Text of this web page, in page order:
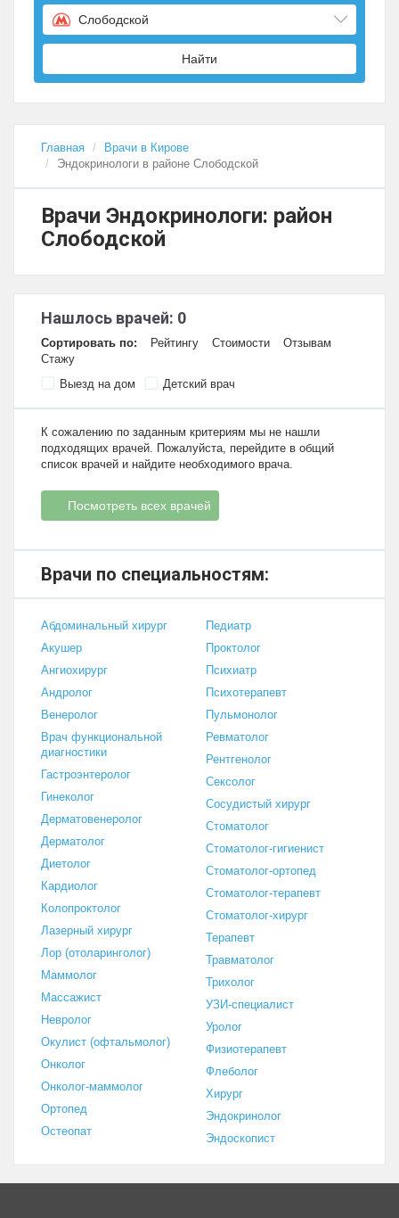
Слободской
Найти
Главная
Врачи в Кирове
Эндокринологи в районе Слободской
Врачи Эндокринологи: район
Слободской
Нашлось врачей: 0
Сортировать по: Рейтингу Стоимости
Отзывам
Стажу
Выезд на дом
Детский врач
К сожалению по заданным критериям мы не нашли
подходящих врачей. Пожалуйста, перейдите в общий
список врачей и найдите необходимого врача.
Посмотреть всех врачей
Врачи по специальностям:
Абдоминальный хирург
Акушер
Ангиохирург
Андролог
Венеролог
Врач функциональной
диагностики
Гастроэнтеролог
Гинеколог
Дерматовенеролог
Дерматолог
Диетолог
Кардиолог
Колопроктолог
Лазерный хирург
Лор (отоларинголог)
Маммолог
Массажист
Невролог
Окулист (офтальмолог)
Онколог
Онколог-маммолог
Ортопед
Остеопат
Педиатр
Проктолог
Психиатр
Психотерапевт
Пульмонолог
Ревматолог
Рентгенолог
Сексолог
Сосудистый хирург
Стоматолог
Стоматолог-гигиенист
Стоматолог-ортопед
Стоматолог-терапевт
Стоматолог-хирург
Терапевт
Травматолог
Трихолог
УЗИ-специалист
Уролог
Физиотерапевт
Флеболог
Хирург
Эндокринолог
Эндоскопист